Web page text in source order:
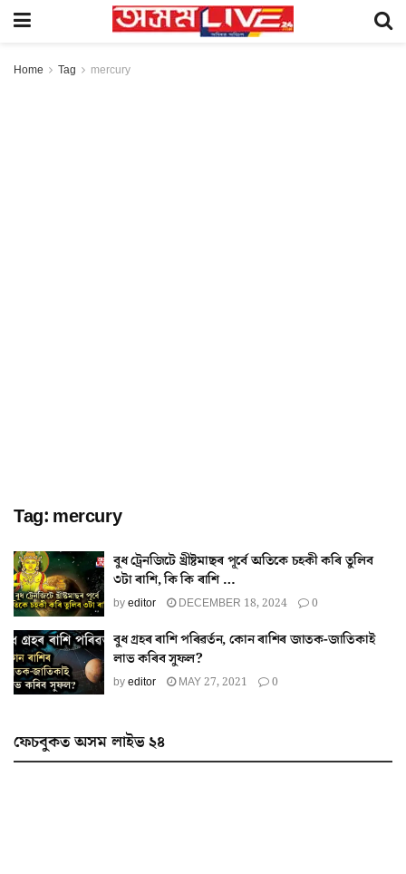
Home Tag mercury
Tag: mercury
বুধ ট্ৰেনজিটে খ্ৰীষ্টমাছৰ পূৰ্বে অতিকে চহকী কৰি তুলিব
৩টা ৰাশি, কি কি ৰাশি …
byeditor DECEMBER 18, 2024 0
বুধ গ্ৰহৰ ৰাশি পৰিৱর্তন, কোন ৰাশিৰ জাতক-জাতিকাই
লাভ কৰিব সুফল?
byeditor MAY 27, 2021 0
ফেচবুকত অসম লাইভ ২৪